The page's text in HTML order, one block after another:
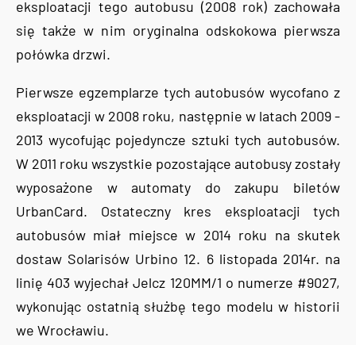
eksploatacji tego autobusu (2008 rok) zachowała
się także w nim oryginalna odskokowa pierwsza
połówka drzwi.
Pierwsze egzemplarze tych autobusów wycofano z
eksploatacji w 2008 roku, następnie w latach 2009 -
2013 wycofując pojedyncze sztuki tych autobusów.
W 2011 roku wszystkie pozostające autobusy zostały
wyposażone w automaty do zakupu biletów
UrbanCard. Ostateczny kres eksploatacji tych
autobusów miał miejsce w 2014 roku na skutek
dostaw Solarisów Urbino 12. 6 listopada 2014r. na
linię 403 wyjechał Jelcz 120MM/1 o numerze #9027,
wykonując ostatnią służbę tego modelu w historii
we Wrocławiu.